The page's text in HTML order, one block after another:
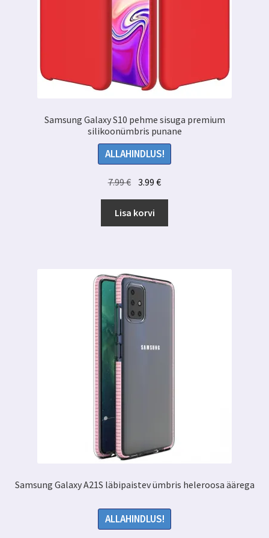
Samsung Galaxy S10 pehme sisuga premium
silikoonümbris punane
ALLAHINDLUS!
7.99€ Algne
oli:
7.99 €.
3.99€Praegune
3.99 €.
Lisa korvi
Samsung Galaxy A21S läbipaistev ümbris heleroosa äärega
ALLAHINDLUS!